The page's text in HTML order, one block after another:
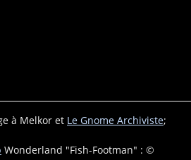
à Melkor et Le Gnome Archiviste;
Wonderland "Fish-Footman" : ©